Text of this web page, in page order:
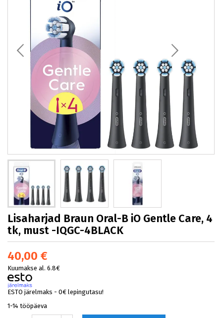
Lisaharjad Braun Oral-B iO Gentle Care, 4
tk, must -IQGC-4BLACK
40,00 €
Kuumakse al. 6.8€
ESTO järelmaks - 0€ lepingutasu!
1-14 tööpäeva